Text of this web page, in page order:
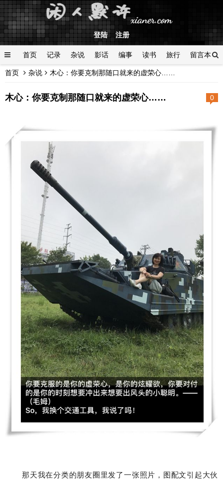
登陆 注册
首页 记录 杂说 影话 编事 读书 旅行 留言本
登陆
首页 杂说 木心：你要克制那随口就来的虚荣心……
0
木心：你要克制那随口就来的虚荣心……
那天我在分类的朋友圈里发了一张照片， 图配文引起大伙